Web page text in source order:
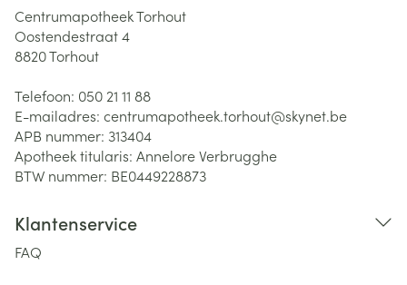
Centrumapotheek Torhout
Oostendestraat 4
8820Torhout
Telefoon: 050 21 11 88
E-mailadres: centrumapotheek.torhout@skynet.be
APB nummer: 313404
Apotheek titularis: Annelore Verbrugghe
BTW nummer: BE0449228873
Klantenservice
FAQ